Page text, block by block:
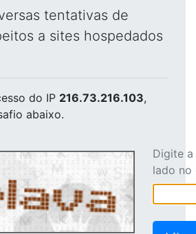
tentativas de
a sites hospedados
do IP 216.73.216.103,
abaixo.
Digite
lado no